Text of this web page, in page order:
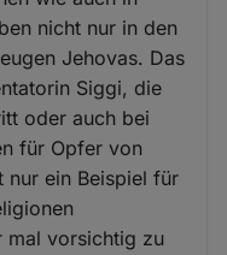
nicht nur in den
Jehovas. Das
Siggi, die
oder auch bei
für Opfer von
nur ein Beispiel für
mal vorsichtig zu